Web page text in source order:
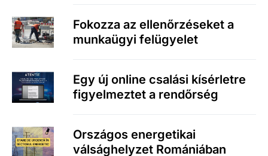
Fokozza az ellenőrzéseket a
munkaügyi felügyelet
Egy új online csalási kísérletre
figyelmeztet a rendőrség
Országos energetikai
válsághelyzet Romániában